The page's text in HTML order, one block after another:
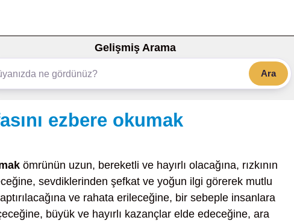
Gelişmiş Arama
Ara
ezbere okumak
ömrünün uzun, bereketli ve hayırlı olacağına, rızkının
sevdiklerinden şefkat ve yoğun ilgi görerek mutlu
ve rahata erileceğine, bir sebeple insanlara
büyük ve hayırlı kazançlar elde edeceğine, ara